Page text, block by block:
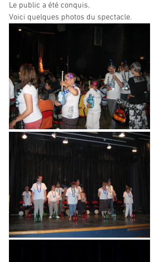
Le public a été conquis.
Voici quelques photos du spectacle.